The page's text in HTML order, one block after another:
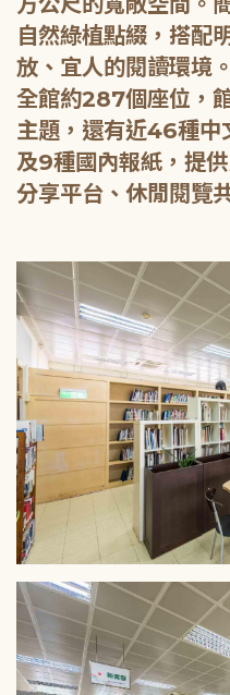
自然綠植點綴，搭配
放、宜人的閱讀環境。
全館約287個座位，
主題，還有近46種中
及9種國內報紙，提